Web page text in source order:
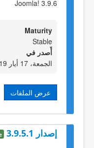
Joomla! 3.9.6
Maturity
Stable
أٌصدر في
الجمعة، 17 أيار 2019 09:00
عرض الملفات
إصدار 3.9.5.1